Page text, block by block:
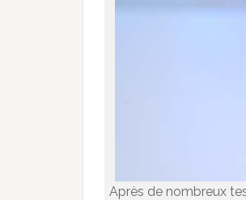
Après de nombreux